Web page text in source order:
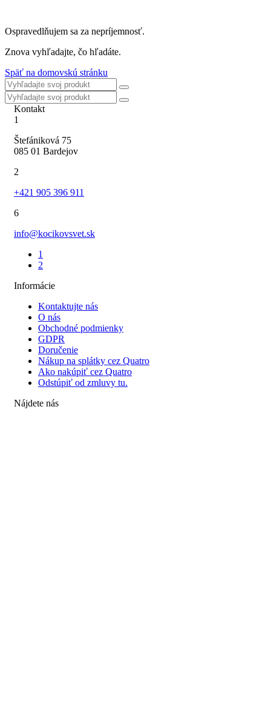
Ospravedlňujem sa za nepríjemnosť.
Znova vyhľadajte, čo hľadáte.
Späť na domovskú stránku
Kontakt
1
Štefániková 75
085 01 Bardejov
2
+421 905 396 911
6
info@kocikovsvet.sk
1
2
Informácie
Kontaktujte nás
O nás
Obchodné podmienky
GDPR
Doručenie
Nákup na splátky cez Quatro
Ako nakúpiť cez Quatro
Odstúpiť od zmluvy tu.
Nájdete nás